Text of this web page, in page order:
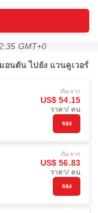
GMT+0
อนตัน ไปยัง แวนคูเวอร์
เริ่มจาก
US$ 54.15
ราคา/ คน
จอง
เริ่มจาก
US$ 56.83
ราคา/ คน
จอง